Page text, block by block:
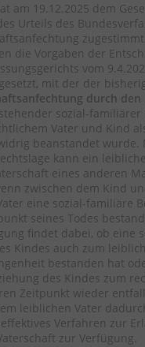
am 19.12.2025 dem
Urteils des
die Vorgaben der
vom
mit der der
durch den
sozial-familiärer
Vater und Kind
beanstandet wurde.
kann ein
eines anderen
zwischen dem Kind
eine sozial-familiäre
seines Todes
findet dabei, ob eine
Kindes auch zum
bestanden hat
des Kindes zum
Zeitpunkt wieder
leiblichen Vater
Verfahren zur
zur Verfügung.